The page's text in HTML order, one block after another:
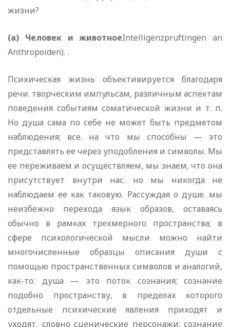
жизни?
(а) Человек и животноеIntelligenzpruftingen an
Anthropoiden). .
Психическая жизнь объективируется благодаря
речи. творческим импульсам, различным аспектам
поведения событиям соматической жизни и т. п.
Но душа сама по себе не может быть предметом
наблюдения; все. на что мы способны — это
представлять ее через уподобления и символы. Мы
ее переживаем и осуществляем, мы знаем, что она
присутствует внутри нас. но мы никогда не
наблюдаем ее как таковую. Рассуждая о душе. мы
неизбежно перехода язык образов, оставаясь
обычно в рамках трехмерного пространства; в
сфере психологической мысли можно найти
многочисленные образцы описания души с
помощью пространственных символов и аналогий,
как-то: душа — это поток сознания; сознание
подобно пространству, в пределах которого
отдельные психические явления приходят и
уходят, словно сценические персонажи; сознание